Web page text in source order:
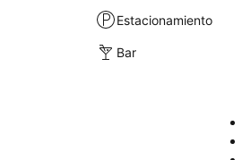
Estacionamiento
Bar